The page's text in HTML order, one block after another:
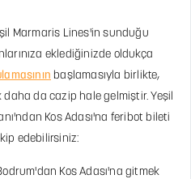
Marmaris Lines'in sunduğu
eklediğinizde oldukça
başlamasıyla birlikte,
da cazip hale gelmiştir. Yeşil
Kos Adası'na feribot bileti
edebilirsiniz:
Kos Adası'na gitmek